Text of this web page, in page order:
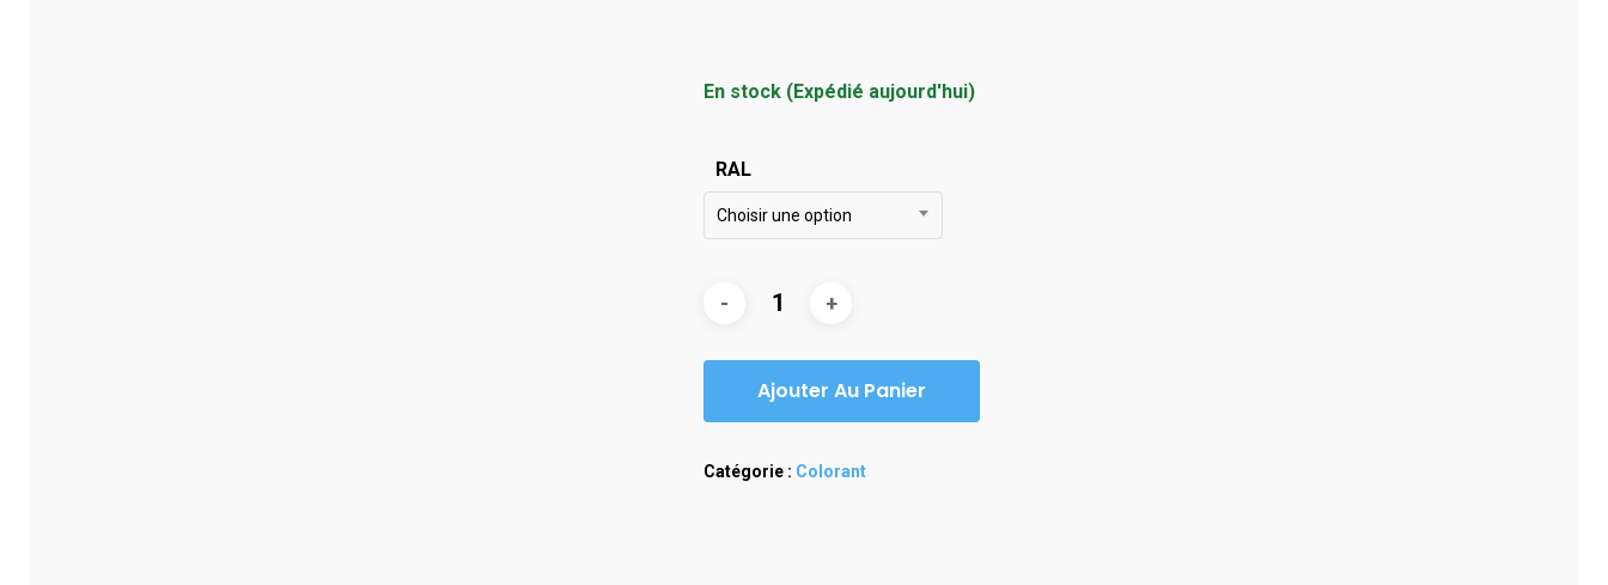
En stock (Expédié aujourd'hui)
RAL
Choisir une option
Ajouter Au Panier
Catégorie : Colorant